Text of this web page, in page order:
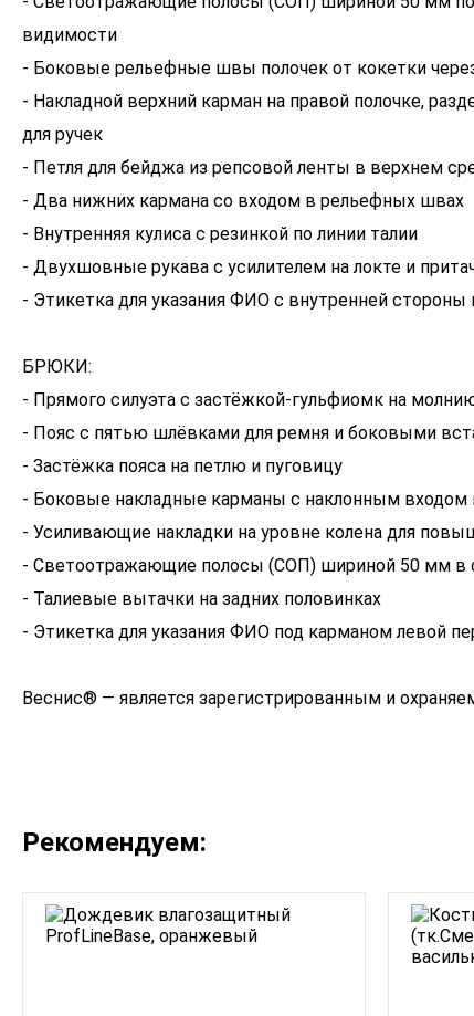
видимости
- Боковые рельефные швы полочек от кокетки
- Накладной верхний карман на правой полочке,
для ручек
- Петля для бейджа из репсовой ленты в верхнем
- Два нижних кармана со входом в рельефных швах
- Внутренняя кулиса с резинкой по линии талии
- Двухшовные рукава с усилителем на локте и
- Этикетка для указания ФИО с внутренней стороны
БРЮКИ:
- Прямого силуэта с застёжкой-гульфиомк на
- Пояс с пятью шлёвками для ремня и боковыми
- Застёжка пояса на петлю и пуговицу
- Боковые накладные карманы с наклонным входом
- Усиливающие накладки на уровне колена для
- Светоотражающие полосы (СОП) шириной 50 мм в
- Талиевые вытачки на задних половинках
- Этикетка для указания ФИО под карманом левой
Веснис® — является зарегистрированным и
Рекомендуем: